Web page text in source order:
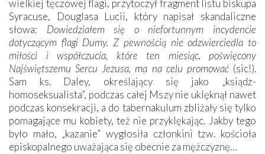
wielkiej tęczowej flagi, przytoczył fragment listu biskupa
Syracuse, Douglasa Lucii, który napisał skandaliczne
słowa: Dowiedziałem się o niefortunnym incydencie
dotyczącym flagi Dumy. Z pewnością nie odzwierciedla to
miłości i współczucia, które ten miesiąc, poświęcony
Najświętszemu Sercu Jezusa, ma na celu promować(sic!).
Sam ks. Daley, określający się jako „ksiądz-
homoseksualista”, podczas całej Mszy nie uklęknął nawet
podczas konsekracji, a do tabernakulum zbliżały się tylko
pomagające mu kobiety, też nie przyklękając. Jakby tego
było mało, „kazanie” wygłosiła członkini tzw. kościoła
episkopalnego uważająca się obecnie za mężczyznę…